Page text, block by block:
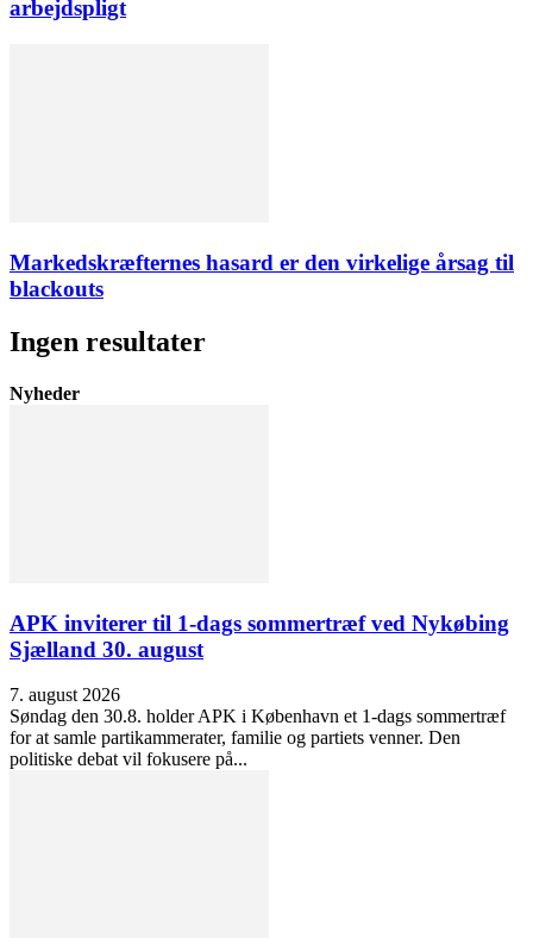
arbejdspligt
Markedskræfternes hasard er den virkelige årsag til
blackouts
Ingen resultater
Nyheder
APK inviterer til 1-dags sommertræf ved Nykøbing
Sjælland 30. august
7. august 2026
Søndag den 30.8. holder APK i København et 1-dags sommertræf
for at samle partikammerater, familie og partiets venner. Den
politiske debat vil fokusere på...